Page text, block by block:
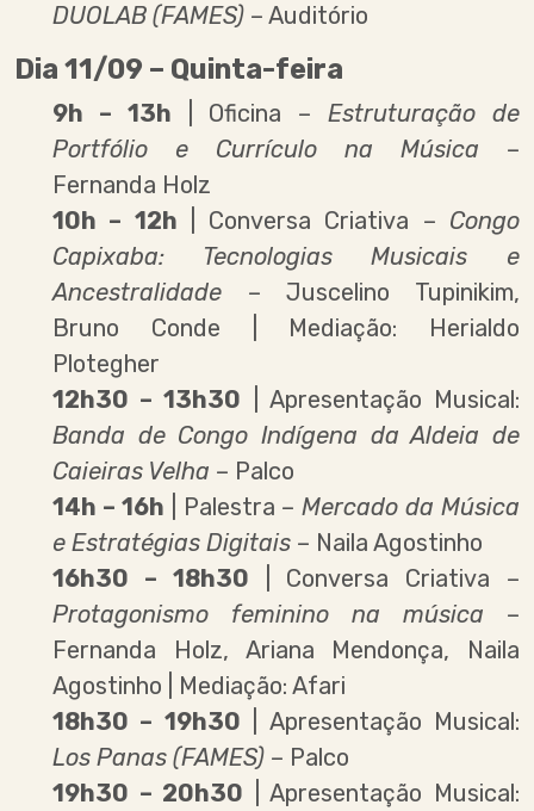
DUOLAB (FAMES) – Auditório
Dia 11/09 – Quinta-feira
9h – 13h | Oficina –Estruturação de
Portfólio e Currículo na Música –
Fernanda Holz
10h – 12h | Conversa Criativa – Congo
Capixaba: Tecnologias Musicais e
Ancestralidade – Juscelino Tupinikim,
Bruno Conde | Mediação: Herialdo
Plotegher
12h30 – 13h30 | Apresentação Musical:
Banda de Congo Indígena da Aldeia de
Caieiras Velha – Palco
14h – 16h | Palestra –Mercado da Música
e Estratégias Digitais – Naila Agostinho
16h30 – 18h30 | Conversa Criativa –
Protagonismo feminino na música –
Fernanda Holz, Ariana Mendonça, Naila
Agostinho | Mediação: Afari
18h30 – 19h30 | Apresentação Musical:
Los Panas (FAMES) – Palco
19h30 – 20h30 | Apresentação Musical: